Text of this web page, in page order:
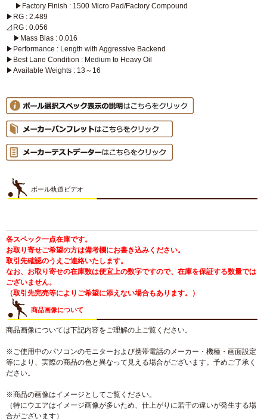
▶Factory Finish : 1500 Micro Pad/Factory Compound
▶RG : 2.489
⊿RG : 0.056
▶Mass Bias : 0.016
▶Performance : Length with Aggressive Backend
▶Best Lane Condition : Medium to Heavy Oil
▶Available Weights : 13～16
ボール軌道ビデオ
各スペック一点在庫です。
お取り寄せご希望の方は備考欄にお書き込みください。
取引先確認のうえご連絡いたします。
なお、お取り寄せの在庫数は便宜上の数字ですので、在庫を保証する数量では
ございません。
（取引先完売等によりご希望に添えない場合もあります。）
商品画像について
商品画像については下記内容をご理解の上ご覧ください。
※ご使用中のパソコンのモニターおよび携帯電話のメーカー・機種・画面設定
等により、実際の商品の色と異なって見える場合がございます。予めご了承く
ださい。
※商品の画像はイメージとしてご覧ください。
（特にウエアはイメージ画像が多いため、仕上がりに若干の違いが発生する場
合がございます）